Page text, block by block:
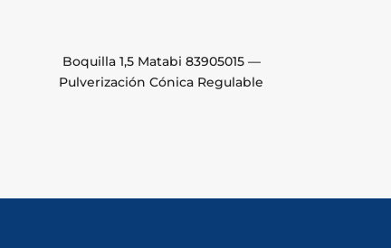
Boquilla 1,5 Matabi 83905015 —
Pulverización Cónica Regulable